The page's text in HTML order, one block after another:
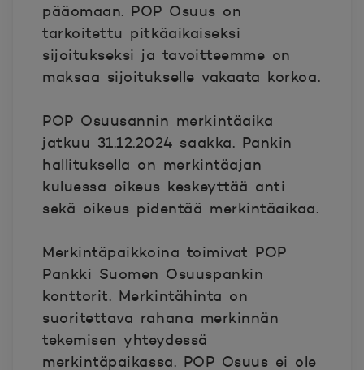
pääomaan. POP Osuus on
tarkoitettu pitkäaikaiseksi
sijoitukseksi ja tavoitteemme on
maksaa sijoitukselle vakaata korkoa.
POP Osuusannin merkintäaika
jatkuu 31.12.2024 saakka. Pankin
hallituksella on merkintäajan
kuluessa oikeus keskeyttää anti
sekä oikeus pidentää merkintäaikaa.
Merkintäpaikkoina toimivat POP
Pankki Suomen Osuuspankin
konttorit. Merkintähinta on
suoritettava rahana merkinnän
tekemisen yhteydessä
merkintäpaikassa. POP Osuus ei ole